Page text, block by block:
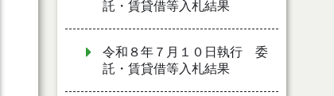
託・賃貸借等入札結果
令和８年７月１０日執行 委
託・賃貸借等入札結果